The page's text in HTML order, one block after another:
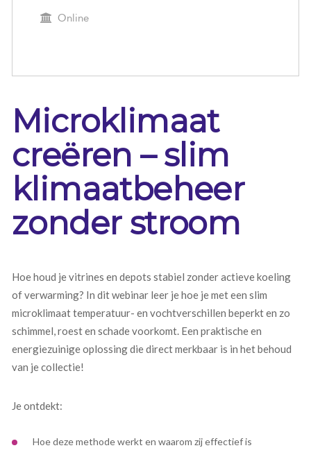
Online
Microklimaat
creëren – slim
klimaatbeheer
zonder stroom
Hoe houd je vitrines en depots stabiel zonder actieve koeling
of verwarming? In dit webinar leer je hoe je met een slim
microklimaat temperatuur- en vochtverschillen beperkt en zo
schimmel, roest en schade voorkomt. Een praktische en
energiezuinige oplossing die direct merkbaar is in het behoud
van je collectie!
Je ontdekt:
Hoe deze methode werkt en waarom zij effectief is